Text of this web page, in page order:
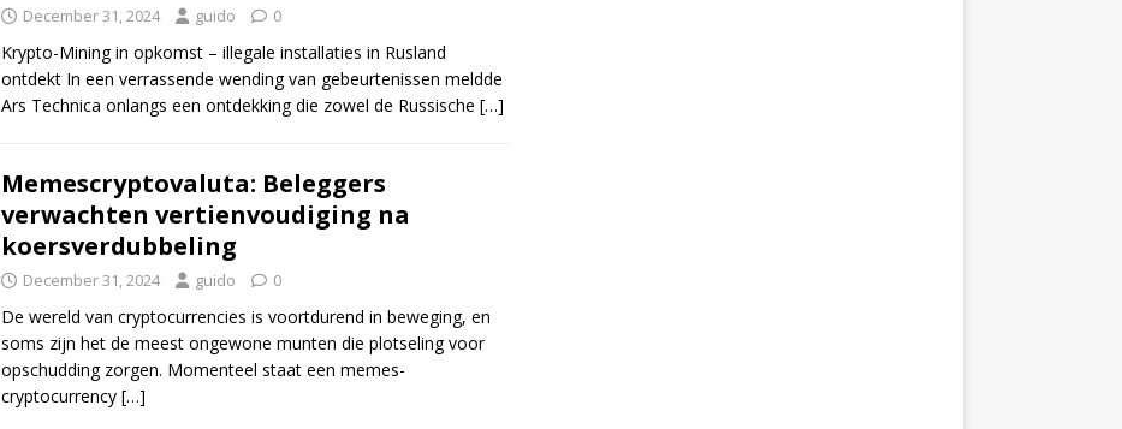
December 31, 2024 guido 0
Krypto-Mining in opkomst – illegale installaties in Rusland
ontdekt In een verrassende wending van gebeurtenissen meldde
Ars Technica onlangs een ontdekking die zowel de Russische […]
Memescryptovaluta: Beleggers
verwachten vertienvoudiging na
koersverdubbeling
December 31, 2024 guido 0
De wereld van cryptocurrencies is voortdurend in beweging, en
soms zijn het de meest ongewone munten die plotseling voor
opschudding zorgen. Momenteel staat een memes-
cryptocurrency […]